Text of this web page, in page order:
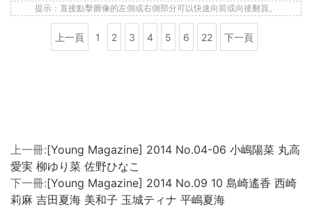
提示：直接點擊圖像的左側或右側部分可以快速向前或向後翻頁。
上一頁 1 2 3 4 5 6 22 下一頁
上一冊:[Young Magazine] 2014 No.04-06 小嶋陽菜 丸高
愛実 柳ゆり菜 佐野ひなこ
下一冊:[Young Magazine] 2014 No.09 10 島崎遙香 西崎
莉麻 吉田夏海 美和子 玉城ティナ 平嶋夏海